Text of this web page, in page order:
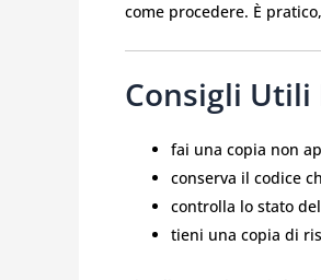
come procedere. È
Consigli Utili
fai una copia non
conserva il codice
controlla lo stato
tieni una copia di